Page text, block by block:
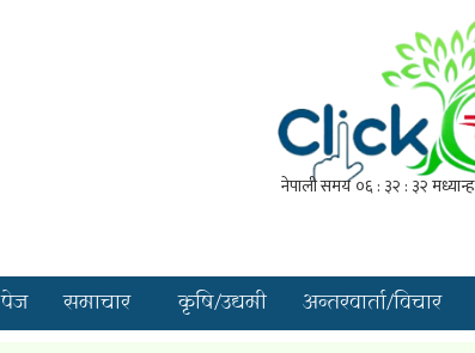
समाचार कृषि/उद्यमी अन्तरवार्ता/विचार